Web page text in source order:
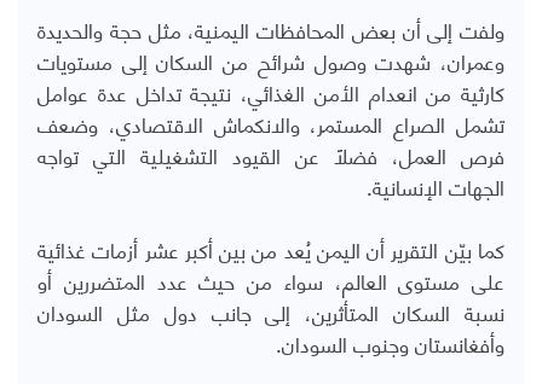
ولفت إلى أن بعض المحافظات اليمنية، مثل حجة والحديدة
وعمران، شهدت وصول شرائح من السكان إلى مستويات
كارثية من انعدام الأمن الغذائي، نتيجة تداخل عدة عوامل
تشمل الصراع المستمر، والانكماش الاقتصادي، وضعف
فرص العمل، فضلاً عن القيود التشغيلية التي تواجه
الجهات الإنسانية.
كما بيّن التقرير أن اليمن يُعد من بين أكبر عشر أزمات غذائية
على مستوى العالم، سواء من حيث عدد المتضررين أو
نسبة السكان المتأثرين، إلى جانب دول مثل السودان
وأفغانستان وجنوب السودان.